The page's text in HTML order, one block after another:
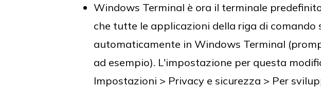
Windows Terminal è ora il terminale
che tutte le applicazioni della riga di comando
automaticamente in Windows Terminal
ad esempio). L'impostazione per questa
Impostazioni > Privacy e sicurezza > Per